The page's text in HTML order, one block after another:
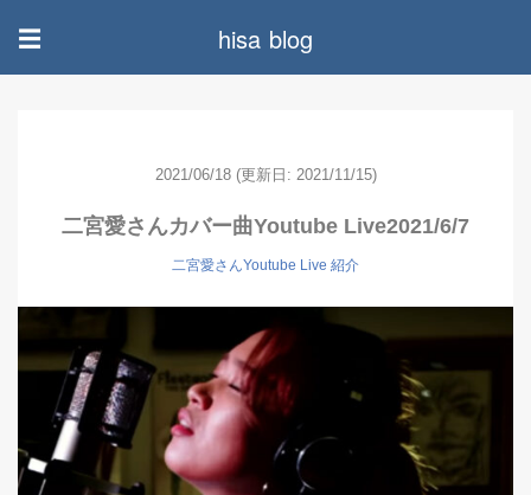
☰ hisa blog
2021/06/18 (更新日: 2021/11/15)
二宮愛さんカバー曲Youtube Live2021/6/7
二宮愛さんYoutube Live 紹介